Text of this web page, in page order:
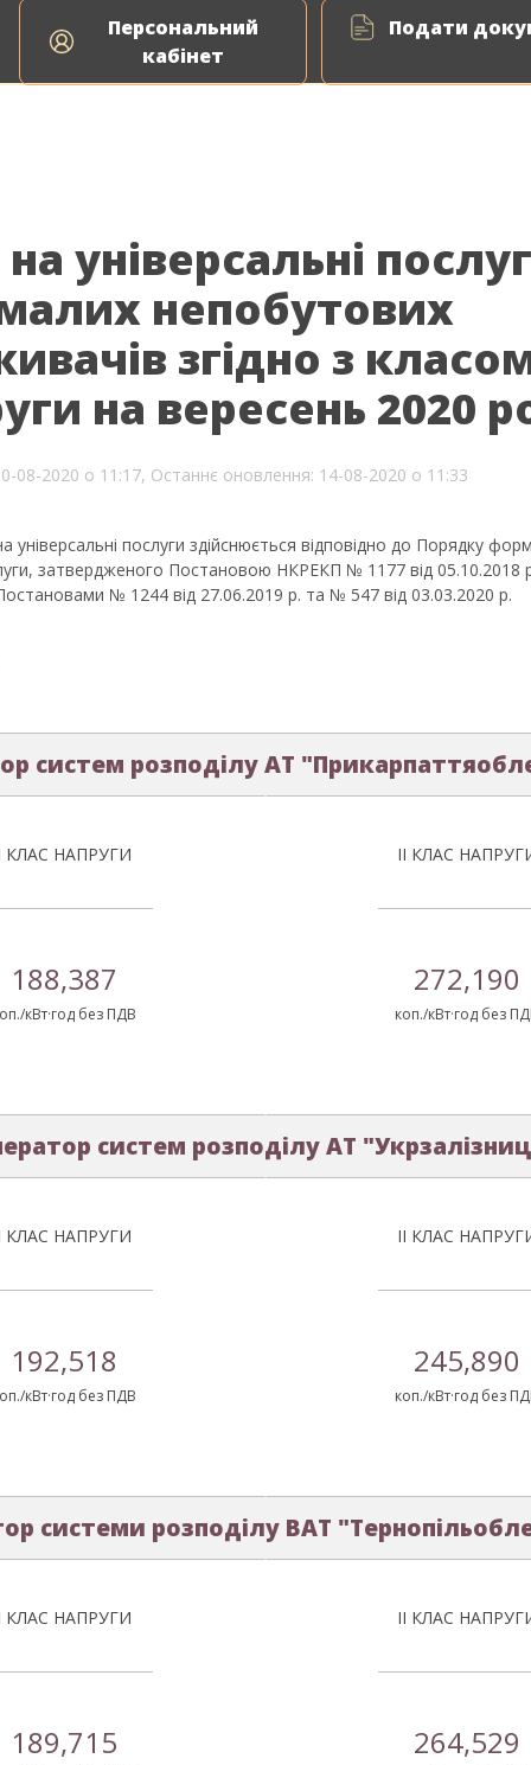
Персональний
кабінет
Подати
універсальні
непобутових
згідно з
на вересень 2020
08-2020 о 11:17, Останнє оновлення: 14-08-2020 о 11:33
універсальні послуги здійснюється відповідно до Порядку
затвердженого Постановою НКРЕКП № 1177 від 05.10.2018
№ 1244 від 27.06.2019 р. та № 547 від 03.03.2020 р.
систем розподілу АТ
КЛАС НАПРУГИ
188,387
кВт·год без ПДВ
ІІ КЛАС
272,190
коп./кВт·год без
систем розподілу АТ
КЛАС НАПРУГИ
192,518
кВт·год без ПДВ
ІІ КЛАС
245,890
коп./кВт·год без
системи розподілу ВАТ
КЛАС НАПРУГИ
189,715
ІІ КЛАС
264,529